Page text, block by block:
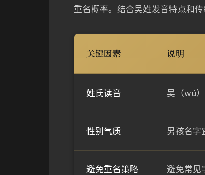
重名概率。结合吴姓发音特点和
关键因素 说明
姓氏读音 吴（wú
性别气质 男孩名字
避免重名策略 避免常见